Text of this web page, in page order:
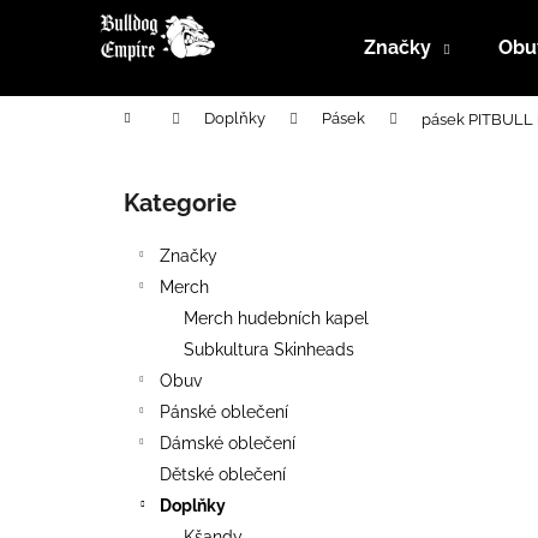
Značky
Domů Doplňky Pásek pásek PITBULL
Přeskočit
kategorie
Kategorie
Značky
Merch
Merch hudebních kapel
Subkultura Skinheads
Obuv
Pánské oblečení
Dámské oblečení
Dětské oblečení
Doplňky
í
Zpět
do
Zpět
do